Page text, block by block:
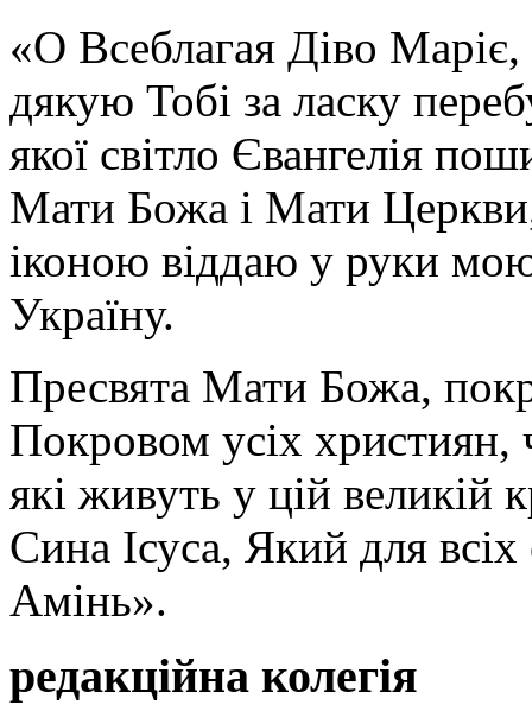
«О Всеблагая Діво
дякую Тобі за ласку
якої світло Євангелія
Мати Божа і Мати
іконою віддаю у руки
Україну.
Пресвята Мати Божа,
Покровом усіх християн,
які живуть у цій великій
Сина Ісуса, Який для
Амінь».
редакційна колегія